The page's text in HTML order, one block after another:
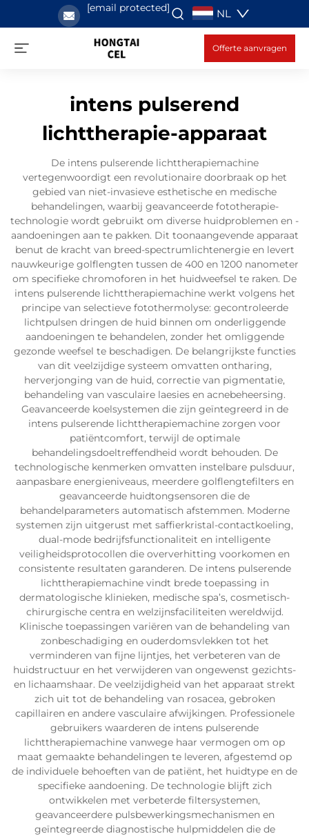
[email protected] NL
Offerte aanvragen
intens pulserend
lichttherapie-apparaat
De intens pulserende lichttherapiemachine
vertegenwoordigt een revolutionaire doorbraak op het
gebied van niet-invasieve esthetische en medische
behandelingen, waarbij geavanceerde fototherapie-
technologie wordt gebruikt om diverse huidproblemen en -
aandoeningen aan te pakken. Dit toonaangevende apparaat
benut de kracht van breed-spectrumlichtenergie en levert
nauwkeurige golflengten tussen de 400 en 1200 nanometer
om specifieke chromoforen in het huidweefsel te raken. De
intens pulserende lichttherapiemachine werkt volgens het
principe van selectieve fotothermolyse: gecontroleerde
lichtpulsen dringen de huid binnen om onderliggende
aandoeningen te behandelen, zonder het omliggende
gezonde weefsel te beschadigen. De belangrijkste functies
van dit veelzijdige systeem omvatten ontharing,
herverjonging van de huid, correctie van pigmentatie,
behandeling van vasculaire laesies en acnebeheersing.
Geavanceerde koelsystemen die zijn geïntegreerd in de
intens pulserende lichttherapiemachine zorgen voor
patiëntcomfort, terwijl de optimale
behandelingsdoeltreffendheid wordt behouden. De
technologische kenmerken omvatten instelbare pulsduur,
aanpasbare energieniveaus, meerdere golflengtefilters en
geavanceerde huidtongsensoren die de
behandelparameters automatisch afstemmen. Moderne
systemen zijn uitgerust met saffierkristal-contactkoeling,
dual-mode bedrijfsfunctionaliteit en intelligente
veiligheidsprotocollen die oververhitting voorkomen en
consistente resultaten garanderen. De intens pulserende
lichttherapiemachine vindt brede toepassing in
dermatologische klinieken, medische spa’s, cosmetisch-
chirurgische centra en welzijnsfaciliteiten wereldwijd.
Klinische toepassingen variëren van de behandeling van
zonbeschadiging en ouderdomsvlekken tot het
verminderen van fijne lijntjes, het verbeteren van de
huidstructuur en het verwijderen van ongewenst gezichts-
en lichaamshaar. De veelzijdigheid van het apparaat strekt
zich uit tot de behandeling van rosacea, gebroken
capillairen en andere vasculaire afwijkingen. Professionele
gebruikers waarderen de intens pulserende
lichttherapiemachine vanwege haar vermogen om op
maat gemaakte behandelingen te leveren, afgestemd op
de individuele behoeften van de patiënt, het huidtype en de
specifieke aandoening. De technologie blijft zich
ontwikkelen met verbeterde filtersystemen,
geavanceerdere pulsbewerkingsmechanismen en
geïntegreerde diagnostische hulpmiddelen die de